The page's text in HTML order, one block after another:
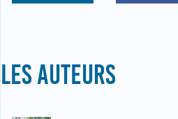
LES AUTEURS